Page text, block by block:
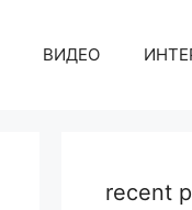
ВИДЕО
recent